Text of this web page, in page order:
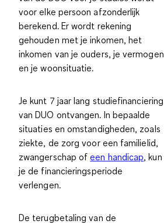
voor elke persoon afzonderlijk
berekend. Er wordt rekening
gehouden metje inkomen, het
inkomen van je ouders, je vermogen
en je woonsituatie.
Je kunt 7 jaar lang studiefinanciering
van DUO ontvangen. In bepaalde
situaties en omstandigheden, zoals
ziekte, de zorg voor een familielid,
zwangerschap ofeen handicap, kun
je de financieringsperiode
verlengen.
De terugbetaling van de